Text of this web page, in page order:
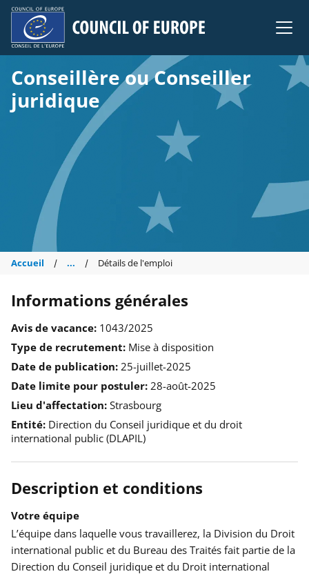
Council of Europe
Conseillère ou Conseiller
juridique
Accueil ... Détails de l'emploi
Informations générales
Avis de vacance 1043/2025
Type de recrutement Mise à disposition
Date de publication 25-juillet-2025
Date limite pour postuler 28-août-2025
Lieu d'affectation Strasbourg
Entité Direction du Conseil juridique et du droit
international public (DLAPIL)
Description et conditions
Votre équipe
L’équipe dans laquelle vous travaillerez, la Division du Droit
international public et du Bureau des Traités fait partie de la
Direction du Conseil juridique et du Droit international